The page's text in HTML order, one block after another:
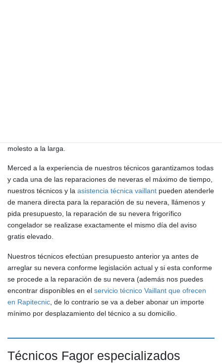
molesto a la larga.
Merced a la experiencia de nuestros técnicos garantizamos todas
y cada una de las reparaciones de neveras el máximo de tiempo,
nuestros técnicos y la asistencia técnica vaillant pueden atenderle
de manera directa para la reparación de su nevera, llámenos y
pida presupuesto, la reparación de su nevera frigorífico
congelador se realizase exactamente el mismo día del aviso
gratis elevado.
Nuestros técnicos efectúan presupuesto anterior ya antes de
arreglar su nevera conforme legislación actual y si esta conforme
se procede a la reparación de su nevera (además nos puedes
encontrar disponibles en el servicio técnico Vaillant que ofrecen
en Rapitecnic , de lo contrario se va a deber abonar un importe
mínimo por desplazamiento del técnico a su domicilio.
Técnicos Fagor especializados